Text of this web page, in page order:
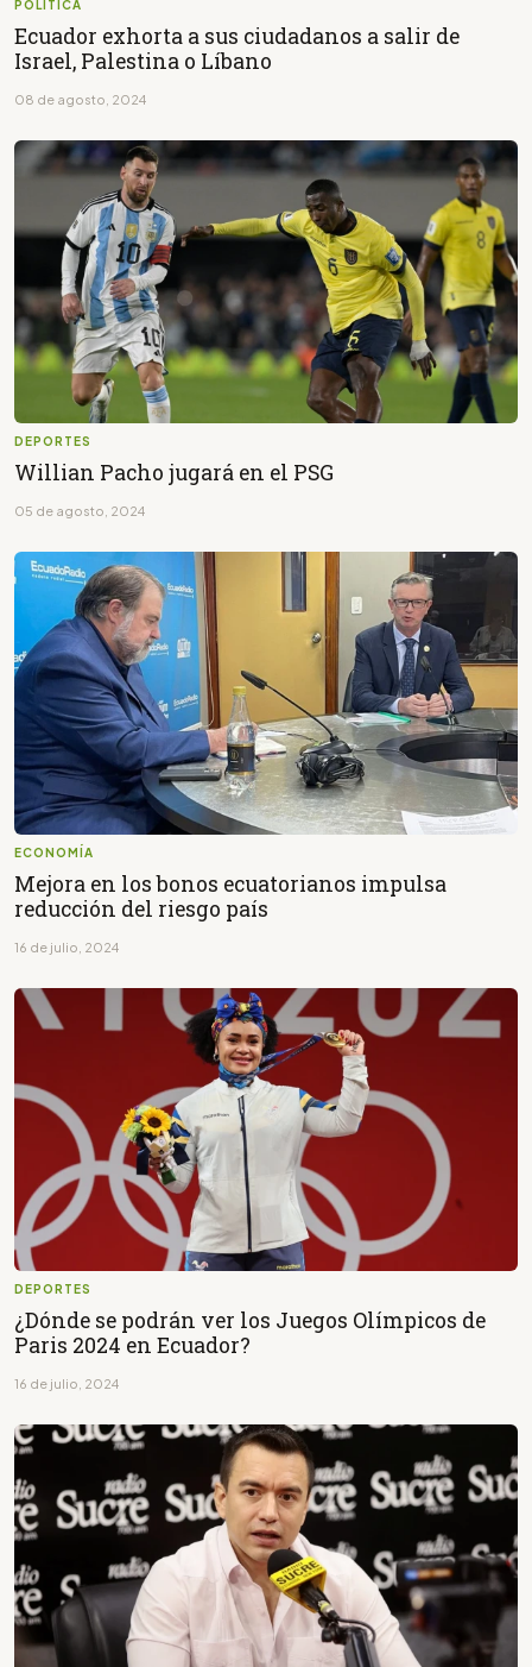
POLÍTICA
Ecuador exhorta a sus ciudadanos a salir de
Israel, Palestina o Líbano
08 de agosto, 2024
DEPORTES
Willian Pacho jugará en el PSG
05 de agosto, 2024
ECONOMÍA
Mejora en los bonos ecuatorianos impulsa
reducción del riesgo país
16 de julio, 2024
DEPORTES
¿Dónde se podrán ver los Juegos Olímpicos de
Paris 2024 en Ecuador?
16 de julio, 2024